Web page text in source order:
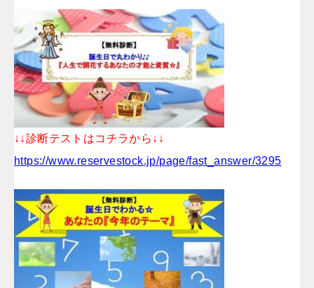
↓↓診断テストはコチラから↓↓
https://www.reservestock.jp/page/fast_answer/3295